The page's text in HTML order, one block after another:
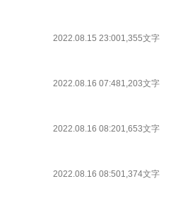
2022.08.15 23:001,355文字
2022.08.16 07:481,203文字
2022.08.16 08:201,653文字
2022.08.16 08:501,374文字